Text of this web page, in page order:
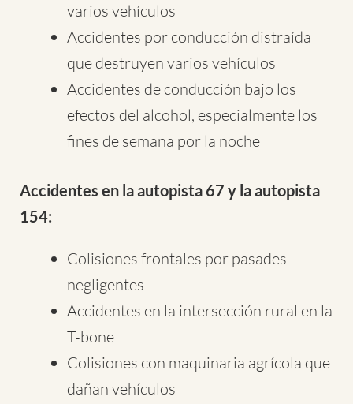
varios vehículos
Accidentes por conducción distraída
que destruyen varios vehículos
Accidentes de conducción bajo los
efectos del alcohol, especialmente los
fines de semana por la noche
Accidentes en la autopista 67 y la autopista
154:
Colisiones frontales por pasades
negligentes
Accidentes en la intersección rural en la
T-bone
Colisiones con maquinaria agrícola que
dañan vehículos